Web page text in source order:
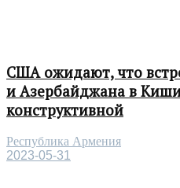
США ожидают, что
и Азербайджана в
конструктивной
Республика Армения
2023-05-31